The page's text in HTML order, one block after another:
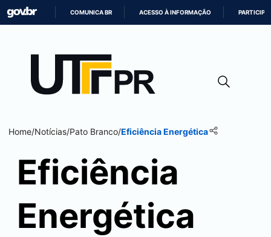
CONTEÚDO
COMUNICA BR ACESSO À INFORMAÇÃO PARTICIPE
Home/Notícias/Pato Branco/Eficiência Energética
Eficiência
Energética